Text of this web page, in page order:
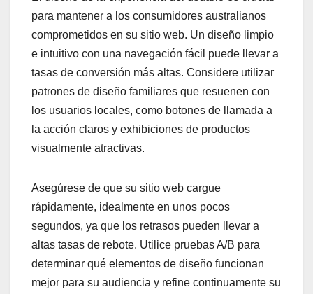
para mantener a los consumidores australianos
comprometidos en su sitio web. Un diseño limpio
e intuitivo con una navegación fácil puede llevar a
tasas de conversión más altas. Considere utilizar
patrones de diseño familiares que resuenen con
los usuarios locales, como botones de llamada a
la acción claros y exhibiciones de productos
visualmente atractivas.
Asegúrese de que su sitio web cargue
rápidamente, idealmente en unos pocos
segundos, ya que los retrasos pueden llevar a
altas tasas de rebote. Utilice pruebas A/B para
determinar qué elementos de diseño funcionan
mejor para su audiencia y refine continuamente su